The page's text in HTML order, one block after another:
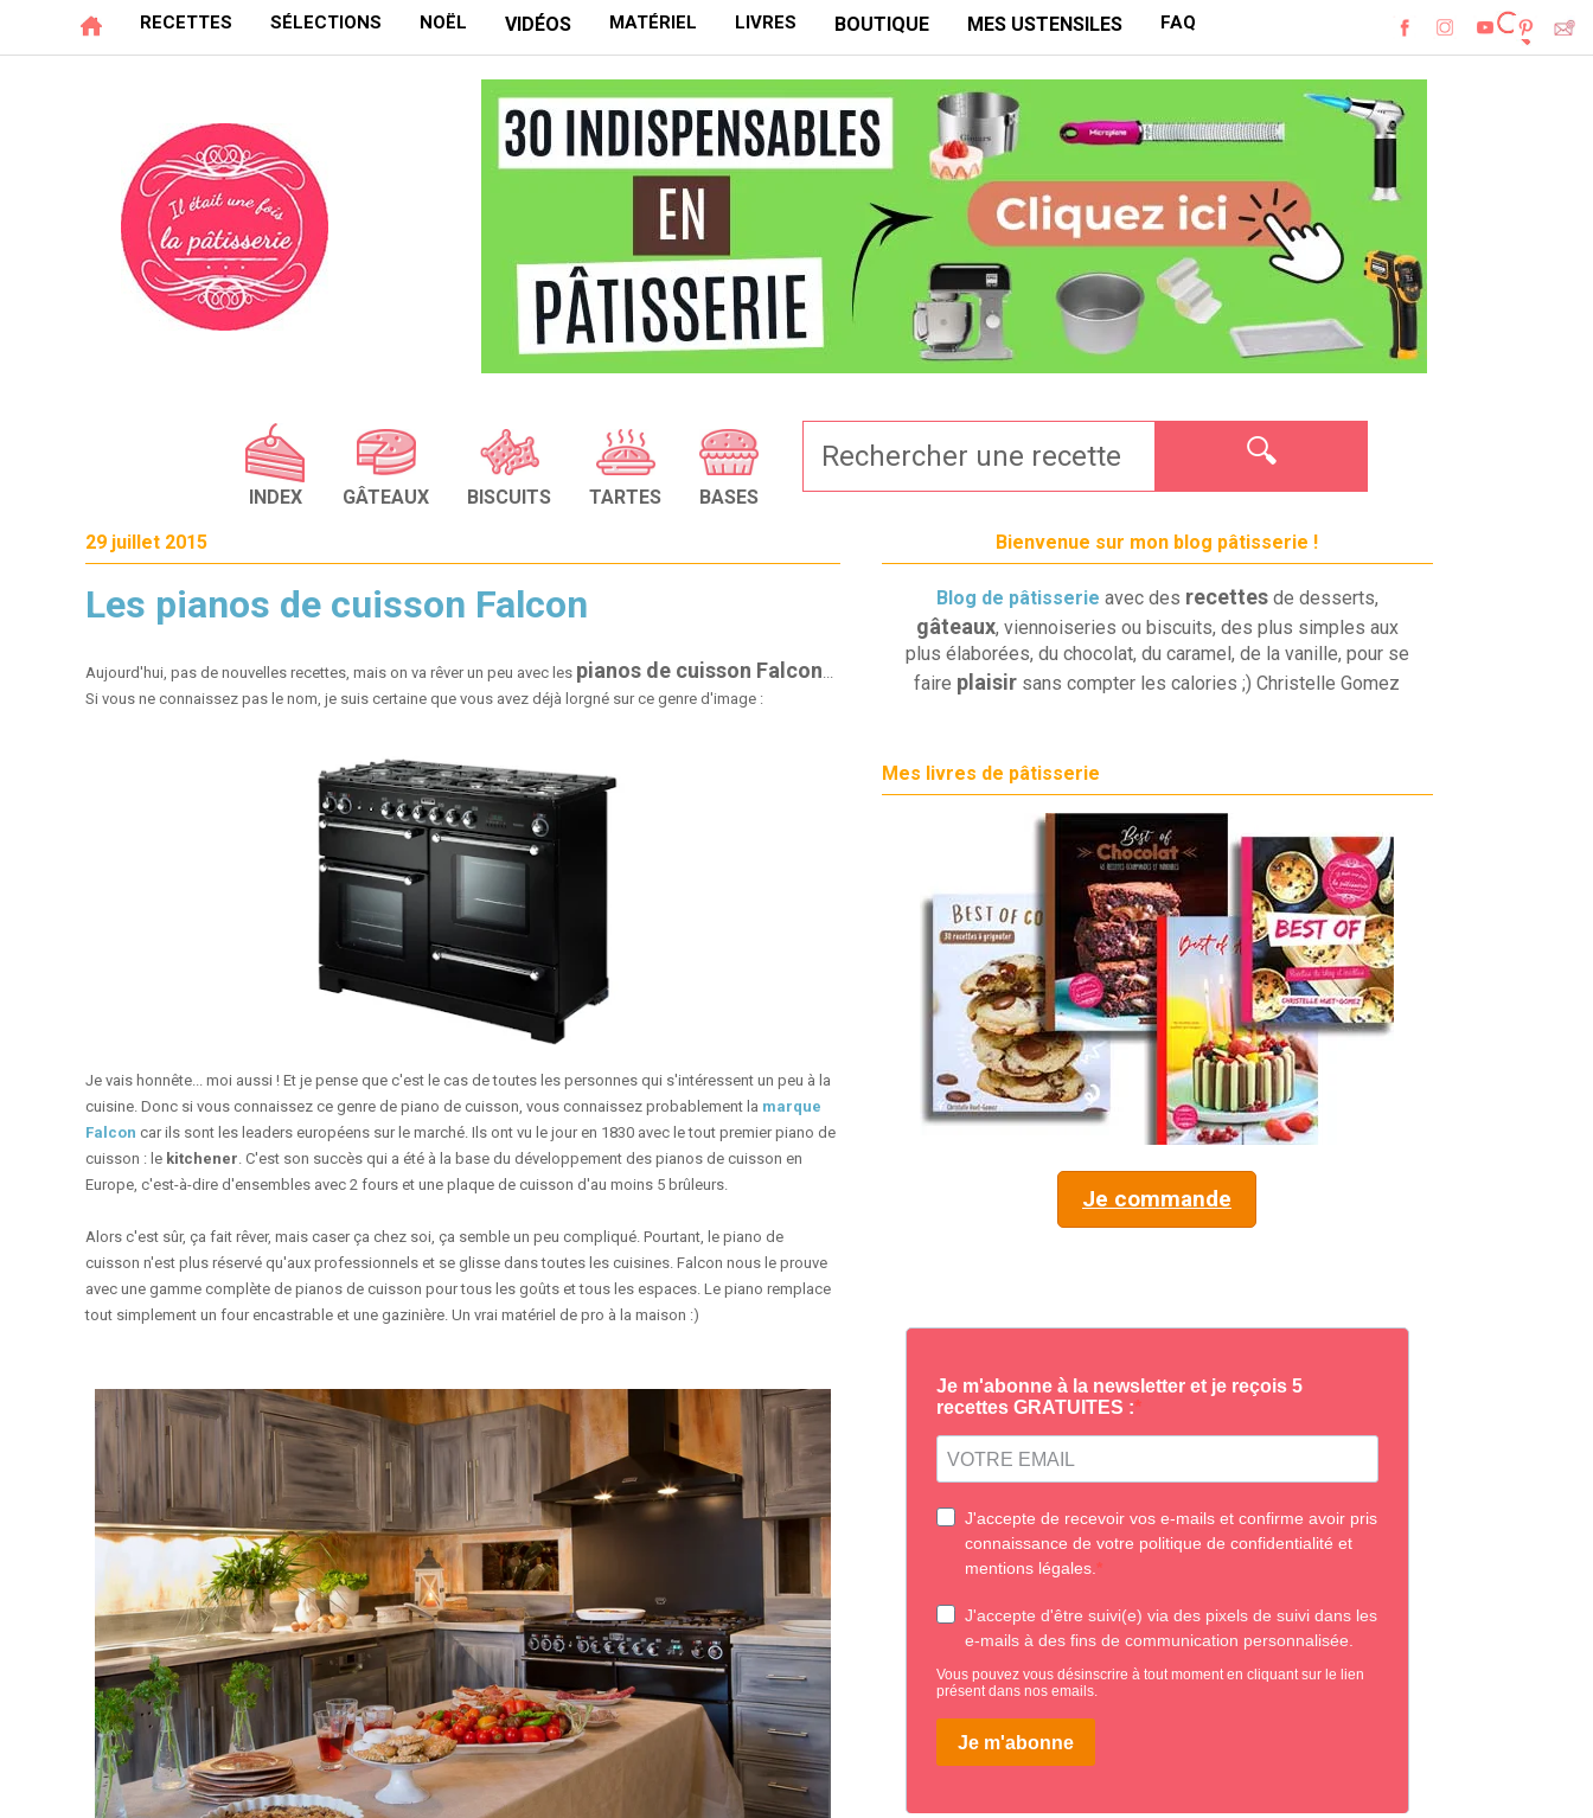
RECETTES SÉLECTIONS NOËL VIDÉOS MATÉRIEL LIVRES BOUTIQUE MES USTENSILES FAQ
INDEX GÂTEAUX BISCUITS TARTES BASES
🔍
29 juillet 2015
Les pianos de cuisson Falcon
Aujourd'hui, pas de nouvelles recettes, mais on va rêver un peu avec les pianos de cuisson Falcon...
Si vous ne connaissez pas le nom, je suis certaine que vous avez déjà lorgné sur ce genre d'image :
Je vais honnête... moi aussi ! Et je pense que c'est le cas de toutes les personnes qui s'intéressent un peu à la
cuisine. Donc si vous connaissez ce genre de piano de cuisson, vous connaissez probablement la marque
Falcon carils sont les leaders européens sur le marché. Ils ont vu le jour en 1830 avec le tout premier piano de
cuisson : le kitchener. C'est son succès qui a été à la base du développement des pianos de cuisson en
Europe, c'est-à-dire d'ensembles avec 2 fours et une plaque de cuisson d'au moins 5 brûleurs.
Alors c'est sûr, ça fait rêver, mais caser ça chez soi, ça semble un peu compliqué. Pourtant, le piano de
cuisson n'est plus réservé qu'aux professionnels et se glisse dans toutes les cuisines. Falcon nous le prouve
avec une gamme complète de pianos de cuisson pour tous les goûts et tous les espaces. Le piano remplace
tout simplement un four encastrable et une gazinière. Un vrai matériel de pro à la maison :)
Bienvenue sur mon blog pâtisserie !
Blog de pâtisserie avec des recettes de desserts,
gâteaux, viennoiseries ou biscuits, des plus simples aux
plus élaborées, du chocolat, du caramel, de la vanille, pour se
faire plaisir sans compter les calories ;) Christelle Gomez
Mes livres de pâtisserie
Je commande